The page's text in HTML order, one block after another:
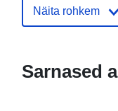
Identifikaatorid:
Näita rohkem
Sarnased